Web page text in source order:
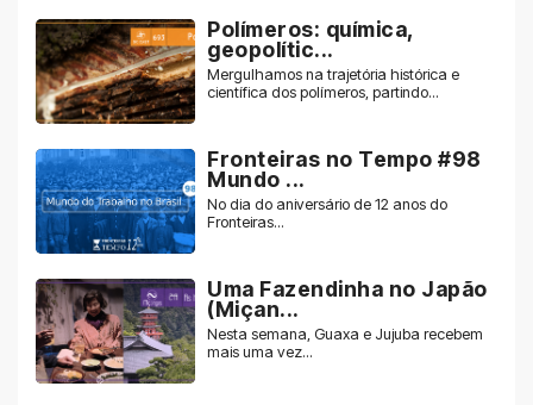
Polímeros: química,
geopolític...
Mergulhamos na trajetória histórica e
científica dos polímeros, partindo...
Fronteiras no Tempo #98
Mundo ...
No dia do aniversário de 12 anos do
Fronteiras...
Uma Fazendinha no Japão
(Miçan...
Nesta semana, Guaxa e Jujuba recebem
mais uma vez...